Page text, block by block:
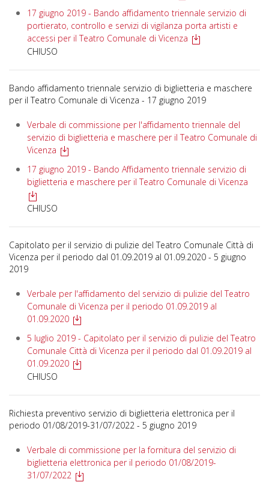
17 giugno 2019 - Bando affidamento triennale servizio di
portierato, controllo e servizi di vigilanza porta artisti e
accessi per il Teatro Comunale di Vicenza
CHIUSO
Bando affidamento triennale servizio di biglietteria e maschere
per il Teatro Comunale di Vicenza - 17 giugno 2019
Verbale di commissione per l'affidamento triennale del
servizio di biglietteria e maschere per il Teatro Comunale di
Vicenza
17 giugno 2019 - Bando Affidamento triennale servizio di
biglietteria e maschere per il Teatro Comunale di Vicenza
CHIUSO
Capitolato per il servizio di pulizie del Teatro Comunale Città di
Vicenza per il periodo dal 01.09.2019 al 01.09.2020 - 5 giugno
2019
Verbale per l'affidamento del servizio di pulizie del Teatro
Comunale di Vicenza per il periodo 01.09.2019 al
01.09.2020
5 luglio 2019 - Capitolato per il servizio di pulizie del Teatro
Comunale Città di Vicenza per il periodo dal 01.09.2019 al
01.09.2020
CHIUSO
Richiesta preventivo servizio di biglietteria elettronica per il
periodo 01/08/2019-31/07/2022 - 5 giugno 2019
Verbale di commissione per la fornitura del servizio di
biglietteria elettronica per il periodo 01/08/2019-
31/07/2022